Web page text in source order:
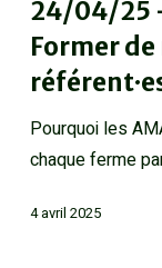
24/04/25
Former
Pourquoi les
chaque ferme
4 avril 2025